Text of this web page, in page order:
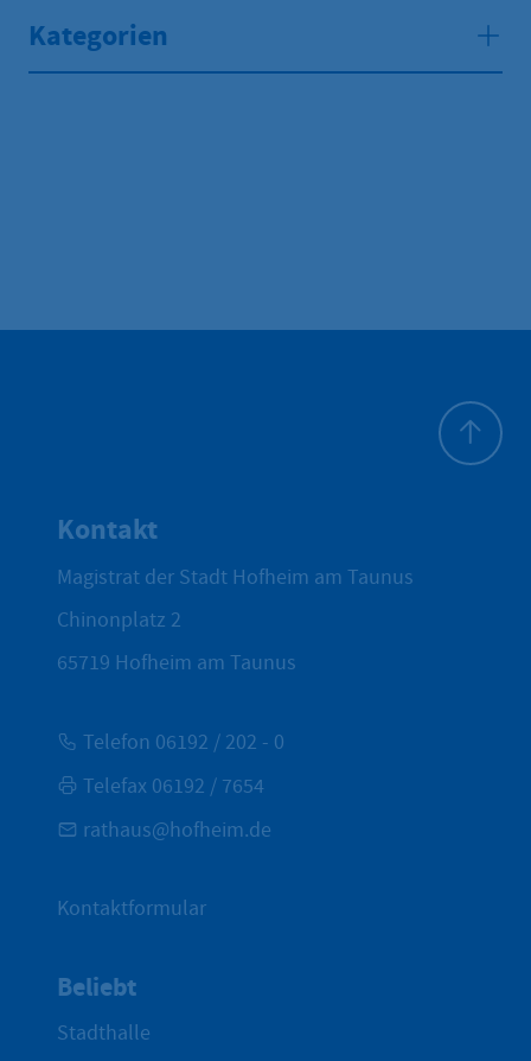
Kategorien
Kontakt
Magistrat der Stadt Hofheim am Taunus
Chinonplatz 2
65719 Hofheim am Taunus
Telefon 06192 / 202 - 0
Telefax 06192 / 7654
rathaus@hofheim.de
Kontaktformular
Beliebt
Stadthalle